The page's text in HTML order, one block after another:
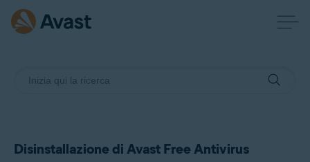
Disinstallazione di Avast Free Antivirus